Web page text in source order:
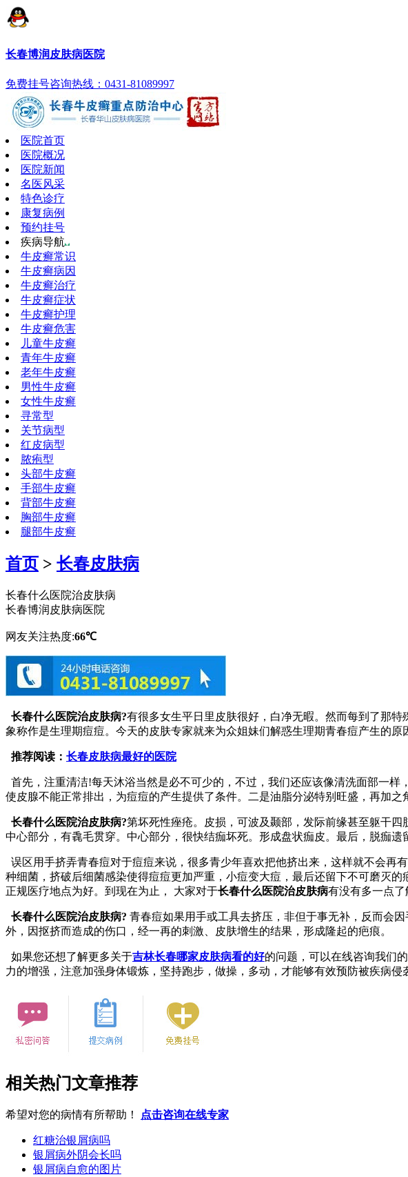
长春博润皮肤病医院
免费挂号咨询热线：0431-81089997
医院首页
医院概况
医院新闻
名医风采
特色诊疗
康复病例
预约挂号
疾病导航
牛皮癣常识
牛皮癣病因
牛皮癣治疗
牛皮癣症状
牛皮癣护理
牛皮癣危害
儿童牛皮癣
青年牛皮癣
老年牛皮癣
男性牛皮癣
女性牛皮癣
寻常型
关节病型
红皮病型
脓疱型
头部牛皮癣
手部牛皮癣
背部牛皮癣
胸部牛皮癣
腿部牛皮癣
首页 > 长春皮肤病
长春什么医院治皮肤病
长春博润皮肤病医院
网友关注热度:66℃
长春什么医院治皮肤病?有很多女生平日里皮肤很好，白净无暇。然而每到了那
象称作是生理期痘痘。今天的皮肤专家就来为众姐妹们解惑生理期青春痘产生的原
推荐阅读： 长春皮肤病最好的医院
首先，注重清洁!每天沐浴当然是必不可少的，不过，我们还应该像清洗面部一
使皮腺不能正常排出，为痘痘的产生提供了条件。二是油脂分泌特别旺盛，再加之
长春什么医院治皮肤病?第坏死性痤疮。皮损，可波及颞部，发际前缘甚至躯干
中心部分，有毳毛贯穿。中心部分，很快结痂坏死。形成盘状痂皮。最后，脱痂遗
误区用手挤弄青春痘对于痘痘来说，很多青少年喜欢把他挤出来，这样就不会再
种细菌，挤破后细菌感染使得痘痘更加严重，小痘变大痘，最后还留下不可磨灭
正规医疗地点为好。到现在为止， 大家对于长春什么医院治皮肤病有没有多一点了
长春什么医院治皮肤病? 青春痘如果用手或工具去挤压，非但于事无补，反而会
外，因抠挤而造成的伤口，经一再的刺激、皮肤增生的结果，形成隆起的疤痕。
如果您还想了解更多关于吉林长春哪家皮肤病看的好的问题，可以在线咨询我们
力的增强，注意加强身体锻炼，坚持跑步，做操，多动，才能够有效预防被疾病侵
相关热门文章推荐
希望对您的病情有所帮助！ 点击咨询在线专家
红糖治银屑病吗
银屑病外阴会长吗
银屑病自愈的图片